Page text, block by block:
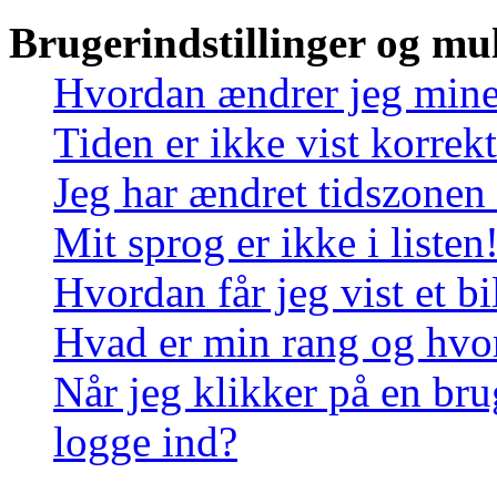
Brugerindstillinger og
Hvordan ændrer jeg
Tiden er ikke vist
Jeg har ændret
Mit sprog er ikke i
Hvordan får jeg vist et
Hvad er min rang og
Når jeg klikker på en
logge ind?